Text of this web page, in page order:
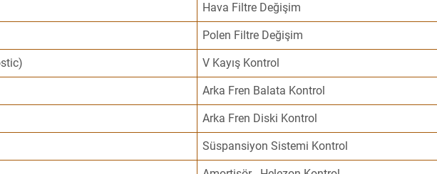
Hava Filtre Değişim
Polen Filtre Değişim
V Kayış Kontrol
Arka Fren Balata Kontrol
Arka Fren Diski Kontrol
Süspansiyon Sistemi Kontrol